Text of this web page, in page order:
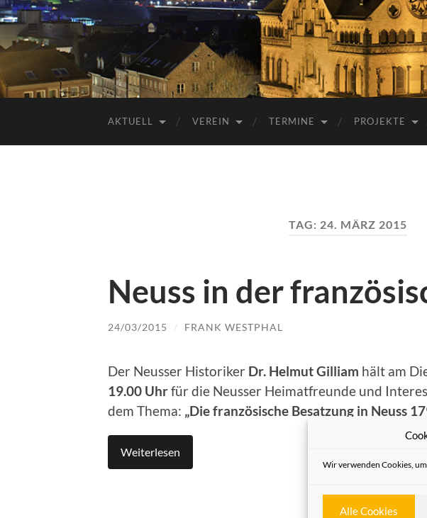
Wir verwenden Cookies,
Alle Cookies
AKTUELL VEREIN TERMINE PROJEKTE
TAG: 24. MÄRZ 2015
Neuss in der
24/03/2015 / FRANK WESTPHAL
Der Neusser Historiker Dr. Helmut Gilliam hält am
19.00 Uhrfür die Neusser Heimatfreunde und
dem Thema: „Die französische Besatzung in Neuss
Weiterlesen